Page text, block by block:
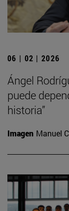
06 | 02 | 2026
Ángel
puede
historia”
Imagen Manuel